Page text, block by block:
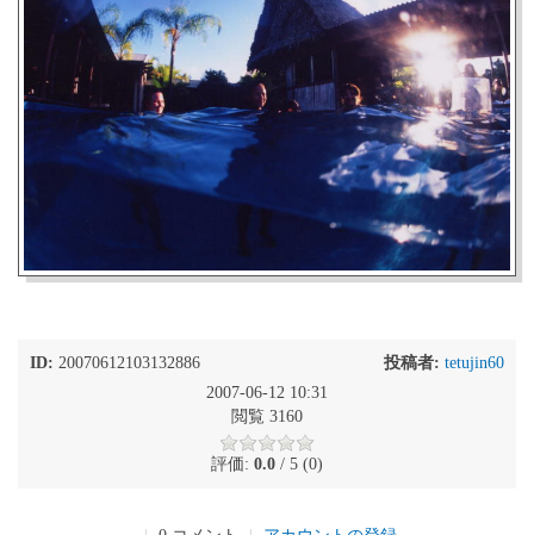
ID: 20070612103132886 投稿者: tetujin60
2007-06-12 10:31
閲覧 3160
評価: 0.0 / 5 (0)